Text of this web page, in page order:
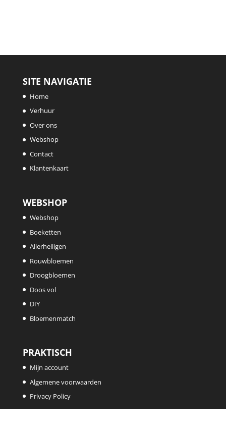
SITE NAVIGATIE
Home
Verhuur
Over ons
Webshop
Contact
Klantenkaart
WEBSHOP
Webshop
Boeketten
Allerheiligen
Rouwbloemen
Droogbloemen
Doos vol
DIY
Bloemenmatch
PRAKTISCH
Mijn account
Algemene voorwaarden
Privacy Policy